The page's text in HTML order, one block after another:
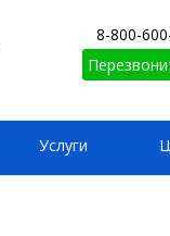
8-800-
Услуги